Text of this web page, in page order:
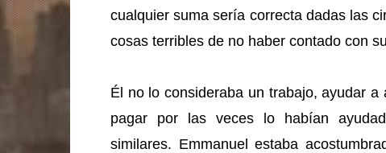
cualquier suma sería correcta dadas las
cosas terribles de no haber contado con
Él no lo consideraba un trabajo, ayudar
pagar por las veces lo habían
similares. Emmanuel estaba